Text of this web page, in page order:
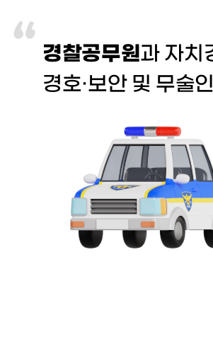
경찰공무원과 자치
경호·보안 및 무술